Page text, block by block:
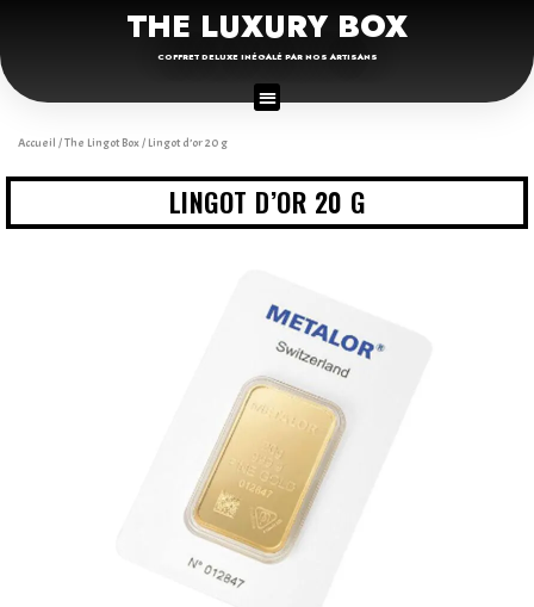
THE LUXURY BOX
COFFRET DELUXE INÉGALÉ PAR NOS ARTISANS
Accueil /The Lingot Box/ Lingot d’or 20 g
LINGOT D’OR 20 G